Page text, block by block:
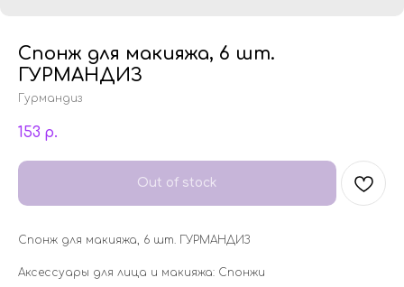
Спонж для макияжа, 6 шт.
ГУРМАНДИЗ
Гурмандиз
153 р.
Out of stock
Спонж для макияжа, 6 шт. ГУРМАНДИЗ
Аксессуары для лица и макияжа: Спонжи